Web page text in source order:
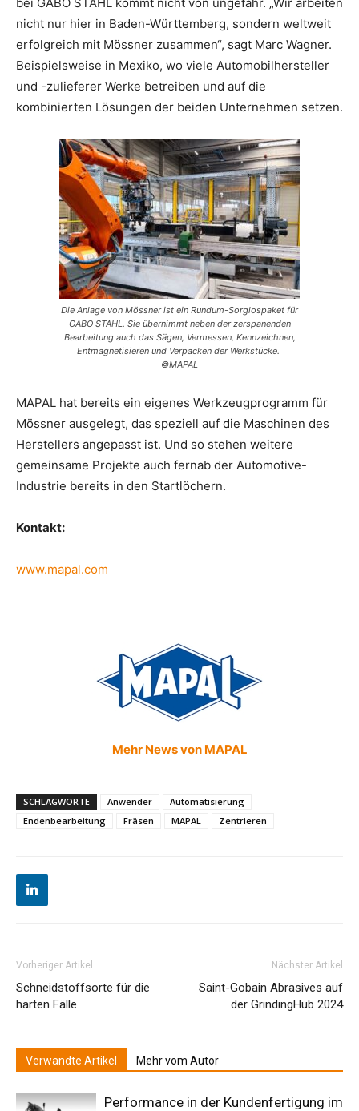
nicht nur hier in Baden-Württemberg, sondern weltweit
erfolgreich mit Mössner zusammen“, sagt Marc Wagner.
Beispielsweise in Mexiko, wo viele Automobilhersteller
und -zulieferer Werke betreiben und auf die
kombinierten Lösungen der beiden Unternehmen setzen.
Die Anlage von Mössner ist ein Rundum-Sorglospaket für
GABO STAHL. Sie übernimmt neben der zerspanenden
Bearbeitung auch das Sägen, Vermessen, Kennzeichnen,
Entmagnetisieren und Verpacken der Werkstücke.
©MAPAL
MAPAL hat bereits ein eigenes Werkzeugprogramm für
Mössner ausgelegt, das speziell auf die Maschinen des
Herstellers angepasst ist. Und so stehen weitere
gemeinsame Projekte auch fernab der Automotive-
Industrie bereits in den Startlöchern.
Kontakt:
www.mapal.com
Mehr News von MAPAL
SCHLAGWORTE Anwender
Automatisierung
Endenbearbeitung
Fräsen MAPAL Zentrieren
Vorheriger Artikel
Schneidstoffsorte für die
harten Fälle
Nächster Artikel
Saint-Gobain Abrasives auf
der GrindingHub 2024
Verwandte Artikel Mehr vom Autor
Performance in der Kundenfertigung im